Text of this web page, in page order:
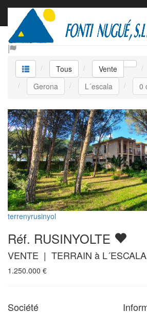
Vente Terrains
Tous Vente
Gerona
L´escala 0
terrenyrusinyol
Réf. RUSINYOLTE
VENTE | TERRAIN à L´ESCALA
1.250.000 €
Société